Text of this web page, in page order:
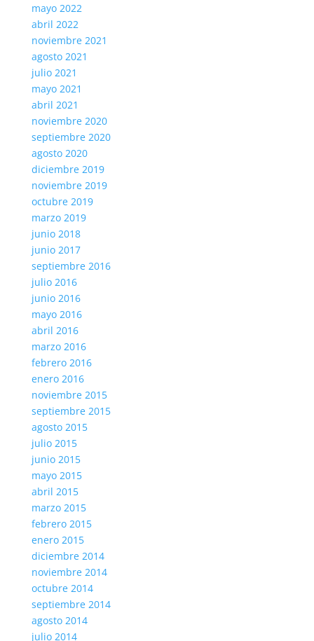
mayo 2022
abril 2022
noviembre 2021
agosto 2021
julio 2021
mayo 2021
abril 2021
noviembre 2020
septiembre 2020
agosto 2020
diciembre 2019
noviembre 2019
octubre 2019
marzo 2019
junio 2018
junio 2017
septiembre 2016
julio 2016
junio 2016
mayo 2016
abril 2016
marzo 2016
febrero 2016
enero 2016
noviembre 2015
septiembre 2015
agosto 2015
julio 2015
junio 2015
mayo 2015
abril 2015
marzo 2015
febrero 2015
enero 2015
diciembre 2014
noviembre 2014
octubre 2014
septiembre 2014
agosto 2014
julio 2014